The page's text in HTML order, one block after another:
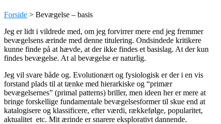
Forside > Bevægelse – basis
Jeg er lidt i vildrede med, om jeg forvirrer mere end jeg fremmer
bevægelsens ærinde med denne titulering. Ondsindede kritikere
kunne finde på at hævde, at der ikke findes et basislag. At der kun
findes bevægelse. At al bevægelse er naturlig.
Jeg vil svare både og. Evolutionært og fysiologisk er der i en vis
forstand plads til at tænke med hierarkiske og “primær
bevægelsernes” (primal patterns) briller, men ideen her er mere at
bringe forskellige fundamentale bevægelsesformer til skue end at
katalogisere og klassificere, efter værdi, rækkefølge, popularitet,
aktualitet etc. Mit ærinde er snarere eksplorativt dannende.